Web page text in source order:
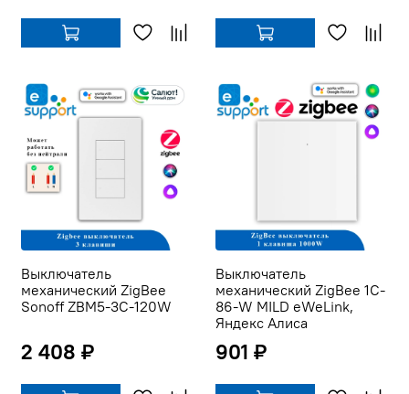
Выключатель
механический ZigBee
Sonoff ZBM5-3C-120W
2 408 ₽
Выключатель
механический ZigBee 1C-
86-W MILD eWeLink,
Яндекс Алиса
901 ₽